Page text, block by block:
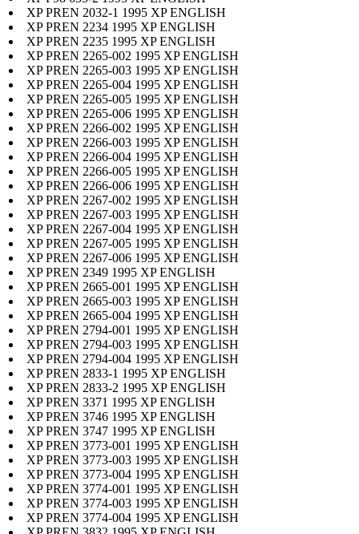
XP PREN 2032-1 1995 XP ENGLISH
XP PREN 2234 1995 XP ENGLISH
XP PREN 2235 1995 XP ENGLISH
XP PREN 2265-002 1995 XP ENGLISH
XP PREN 2265-003 1995 XP ENGLISH
XP PREN 2265-004 1995 XP ENGLISH
XP PREN 2265-005 1995 XP ENGLISH
XP PREN 2265-006 1995 XP ENGLISH
XP PREN 2266-002 1995 XP ENGLISH
XP PREN 2266-003 1995 XP ENGLISH
XP PREN 2266-004 1995 XP ENGLISH
XP PREN 2266-005 1995 XP ENGLISH
XP PREN 2266-006 1995 XP ENGLISH
XP PREN 2267-002 1995 XP ENGLISH
XP PREN 2267-003 1995 XP ENGLISH
XP PREN 2267-004 1995 XP ENGLISH
XP PREN 2267-005 1995 XP ENGLISH
XP PREN 2267-006 1995 XP ENGLISH
XP PREN 2349 1995 XP ENGLISH
XP PREN 2665-001 1995 XP ENGLISH
XP PREN 2665-003 1995 XP ENGLISH
XP PREN 2665-004 1995 XP ENGLISH
XP PREN 2794-001 1995 XP ENGLISH
XP PREN 2794-003 1995 XP ENGLISH
XP PREN 2794-004 1995 XP ENGLISH
XP PREN 2833-1 1995 XP ENGLISH
XP PREN 2833-2 1995 XP ENGLISH
XP PREN 3371 1995 XP ENGLISH
XP PREN 3746 1995 XP ENGLISH
XP PREN 3747 1995 XP ENGLISH
XP PREN 3773-001 1995 XP ENGLISH
XP PREN 3773-003 1995 XP ENGLISH
XP PREN 3773-004 1995 XP ENGLISH
XP PREN 3774-001 1995 XP ENGLISH
XP PREN 3774-003 1995 XP ENGLISH
XP PREN 3774-004 1995 XP ENGLISH